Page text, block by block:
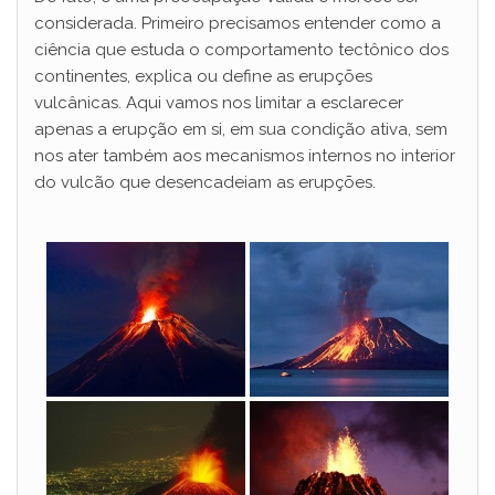
i
d
e
considerada. Primeiro precisamos entender como a
ciência que estuda o comportamento tectônico dos
continentes, explica ou define as erupções
vulcânicas. Aqui vamos nos limitar a esclarecer
apenas a erupção em si, em sua condição ativa, sem
nos ater também aos mecanismos internos no interior
do vulcão que desencadeiam as erupções.